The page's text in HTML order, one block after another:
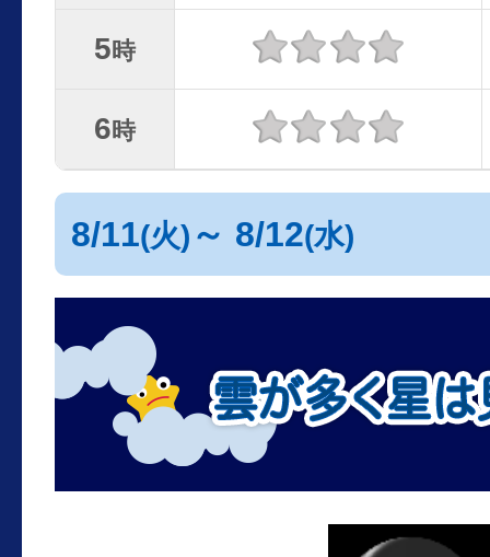
5時
6時
8/11(火) ～ 8/12(水)